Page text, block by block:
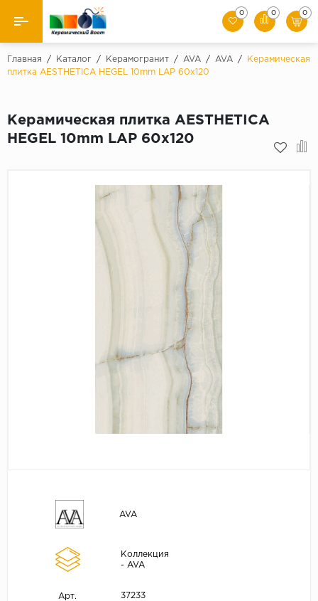
Назад
Керамическая плитка
0 0 0
Главная / Каталог / Керамогранит / AVA / AVA /
Керамическая
плитка AESTHETICA HEGEL 10mm LAP 60x120
Керамическая плитка AESTHETICA
HEGEL 10mm LAP 60x120
AVA
Коллекция
- AVA
Арт. 37233